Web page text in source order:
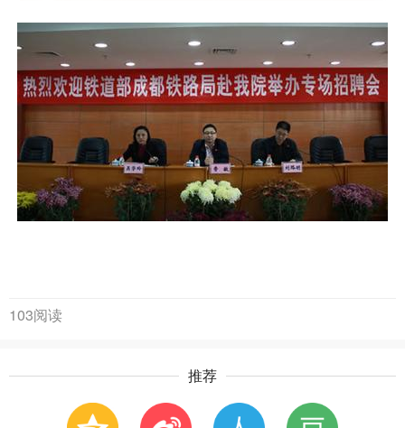
103阅读
推荐